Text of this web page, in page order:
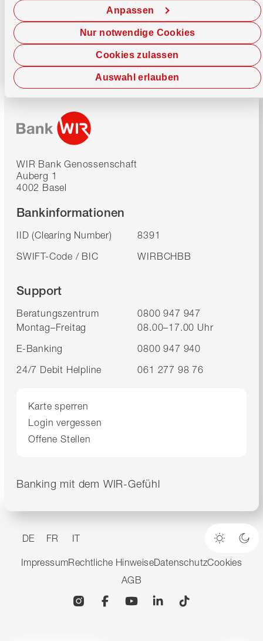
Cookies zulassen
Anpassen
Auswahl erlauben
Nur notwendige Cookies
Jetzt chatten
WIR Bank Genossenschaft
Auberg 1
4002 Basel
Bankinformationen
IID (Clearing Number)
8391
SWIFT-Code / BIC
WIRBCHBB
Support
Beratungszentrum
0800 947 947
Montag–Freitag
08.00–17.00 Uhr
E-Banking
0800 947 940
24/7 Debit Helpline
061 277 98 76
Karte sperren
Login vergessen
Offene Stellen
Banking mit dem WIR-Gefühl
DE FR IT
Heller
ImpressumRechtliche HinweiseDatenschutzCookies
AGB
InstagramFacebookYouTubeLinkedin